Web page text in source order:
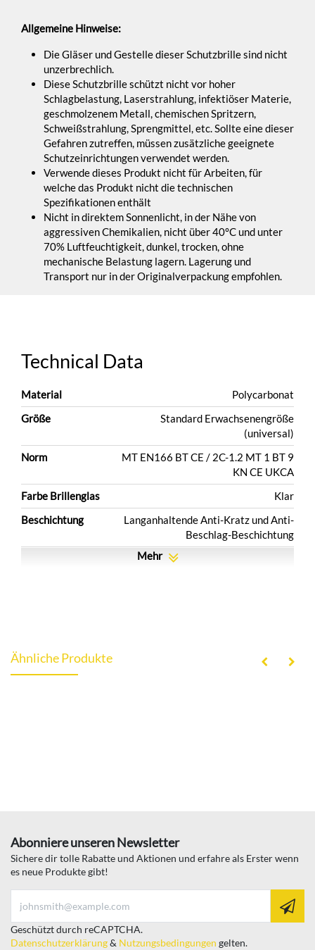
Allgemeine Hinweise:
Die Gläser und Gestelle dieser Schutzbrille sind nicht
unzerbrechlich.
Diese Schutzbrille schützt nicht vor hoher
Schlagbelastung, Laserstrahlung, infektiöser Materie,
geschmolzenem Metall, chemischen Spritzern,
Schweißstrahlung, Sprengmittel, etc. Sollte eine dieser
Gefahren zutreffen, müssen zusätzliche geeignete
Schutzeinrichtungen verwendet werden.
Verwende dieses Produkt nicht für Arbeiten, für
welche das Produkt nicht die technischen
Spezifikationen enthält
Nicht in direktem Sonnenlicht, in der Nähe von
aggressiven Chemikalien, nicht über 40°C und unter
70% Luftfeuchtigkeit, dunkel, trocken, ohne
mechanische Belastung lagern. Lagerung und
Transport nur in der Originalverpackung empfohlen.
Technical Data
Material
Polycarbonat
Größe
Standard Erwachsenengröße
(universal)
Norm
MT EN166 BT CE / 2C-1.2 MT 1 BT 9
KN CE UKCA
Farbe Brillenglas
Klar
Beschichtung
Langanhaltende Anti-Kratz und Anti-
Beschlag-Beschichtung
Mehr
Ähnliche Produkte
Abonniere unseren Newsletter
Sichere dir tolle Rabatte und Aktionen und erfahre als Erster wenn
es neue Produkte gibt!
Geschützt durch reCAPTCHA.
Datenschutzerklärung& Nutzungsbedingungen gelten.